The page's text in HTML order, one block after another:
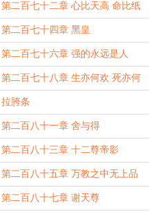
第二百七十二章 心比天高 命比纸
薄
第二百七十四章 黑皇
第二百七十六章 强的永远是人
第二百七十八章 生亦何欢 死亦何
惧
拉胯条
第二百八十一章 舍与得
第二百八十三章 十二尊帝影
第二百八十五章 万教之中无上品
古来唯道独称尊
第二百八十七章 谢天尊